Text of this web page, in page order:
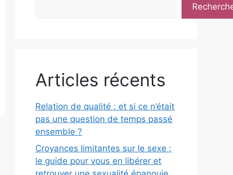
Articles récents
Relation de qualité : et si ce n’était
pas une question de temps passé
ensemble ?
Croyances limitantes sur le sexe :
le guide pour vous en libérer et